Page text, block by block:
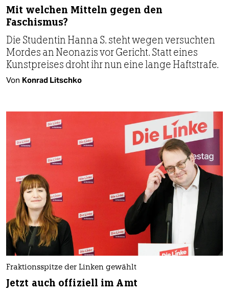
Mit welchen Mitteln gegen den
Faschismus?
Die Studentin Hanna S. steht wegen versuchten
Mordes an Neonazis vor Gericht. Statt eines
Kunstpreises droht ihr nun eine lange Haftstrafe.
Von Konrad Litschko
Fraktionsspitze der Linken gewählt
Jetzt auch offiziell im Amt